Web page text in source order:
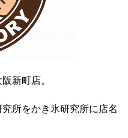
新町店。
所をかき氷研究所に店名